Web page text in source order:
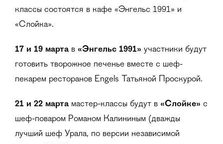
классы состоятся в кафе «Энгельс 1991» и
«Слойка».
17 и 19 марта в «Энгельс 1991» участники будут
готовить творожное печенье вместе с шеф-
пекарем ресторанов Engels Татьяной Проскурой.
21 и 22 марта мастер-классы будут в «Слойке» с
шеф-поваром Романом Калининым (дважды
лучший шеф Урала, по версии независимой